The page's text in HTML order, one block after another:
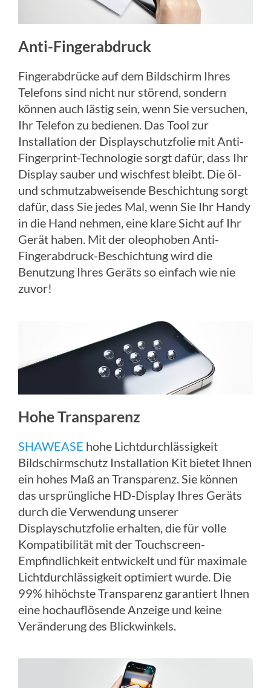
Anti-Fingerabdruck
Fingerabdrücke auf dem Bildschirm Ihres
Telefons sind nicht nur störend, sondern
können auch lästig sein, wenn Sie versuchen,
Ihr Telefon zu bedienen. Das Tool zur
Installation der Displayschutzfolie mit Anti-
Fingerprint-Technologie sorgt dafür, dass Ihr
Display sauber und wischfest bleibt. Die öl-
und schmutzabweisende Beschichtung sorgt
dafür, dass Sie jedes Mal, wenn Sie Ihr Handy
in die Hand nehmen, eine klare Sicht auf Ihr
Gerät haben. Mit der oleophoben Anti-
Fingerabdruck-Beschichtung wird die
Benutzung Ihres Geräts so einfach wie nie
zuvor!
Hohe Transparenz
SHAWEASE hohe Lichtdurchlässigkeit
Bildschirmschutz Installation Kit bietet Ihnen
ein hohes Maß an Transparenz. Sie können
das ursprüngliche HD-Display Ihres Geräts
durch die Verwendung unserer
Displayschutzfolie erhalten, die für volle
Kompatibilität mit der Touchscreen-
Empfindlichkeit entwickelt und für maximale
Lichtdurchlässigkeit optimiert wurde. Die
99% hihöchste Transparenz garantiert Ihnen
eine hochauflösende Anzeige und keine
Veränderung des Blickwinkels.